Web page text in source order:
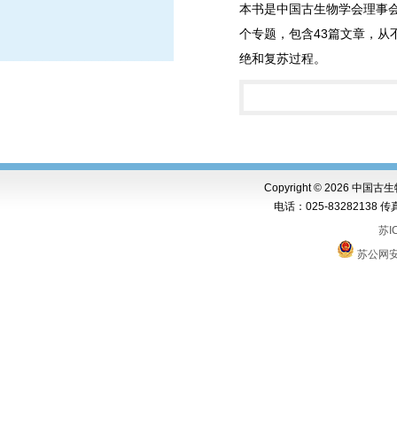
本书是中国古生物学会理事
个专题，包含43篇文章，从
绝和复苏过程。
Copyright © 2026 中国古
电话：025-83282138 传
苏
苏公网